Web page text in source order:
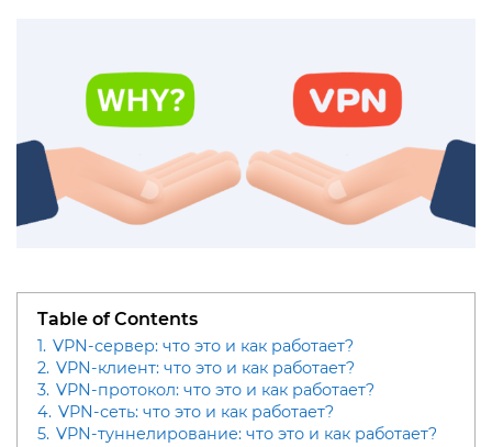
Table of Contents
1. VPN-сервер: что это и как работает?
2. VPN-клиент: что это и как работает?
3. VPN-протокол: что это и как работает?
4. VPN-сеть: что это и как работает?
5. VPN-туннелирование: что это и как работает?